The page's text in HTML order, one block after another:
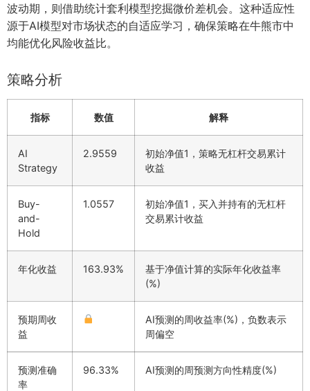
波动期，则借助统计套利模型挖掘微价差机会。这种适应性
源于AI模型对市场状态的自适应学习，确保策略在牛熊市中
均能优化风险收益比。
策略分析
指标 数值 解释
AI
Strategy
2.9559
初始净值1，策略无杠杆交易累计
收益
Buy-
and-
Hold
1.0557
初始净值1，买入并持有的无杠杆
交易累计收益
年化收益 163.93%
基于净值计算的实际年化收益率
(%)
预期周收
益
AI预测的周收益率(%)，负数表示
周偏空
预测准确
率
96.33% AI预测的周预测方向性精度(%)